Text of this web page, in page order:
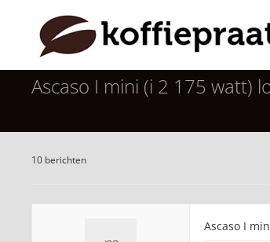
Ascaso I mini (i 2 175 watt)
10 berichten
Ascaso I